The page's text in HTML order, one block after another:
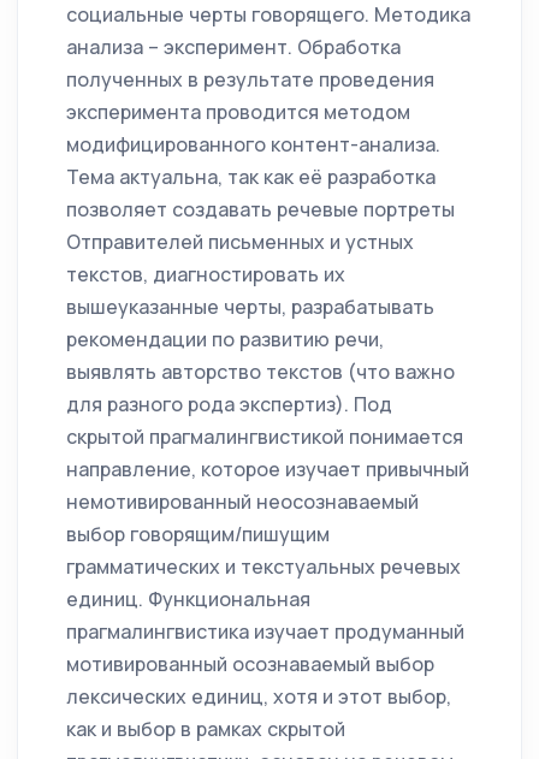
социальные черты говорящего. Методика
анализа – эксперимент. Обработка
полученных в результате проведения
эксперимента проводится методом
модифицированного контент-анализа.
Тема актуальна, так как её разработка
позволяет создавать речевые портреты
Отправителей письменных и устных
текстов, диагностировать их
вышеуказанные черты, разрабатывать
рекомендации по развитию речи,
выявлять авторство текстов (что важно
для разного рода экспертиз). Под
скрытой прагмалингвистикой понимается
направление, которое изучает привычный
немотивированный неосознаваемый
выбор говорящим/пишущим
грамматических и текстуальных речевых
единиц. Функциональная
прагмалингвистика изучает продуманный
мотивированный осознаваемый выбор
лексических единиц, хотя и этот выбор,
как и выбор в рамках скрытой